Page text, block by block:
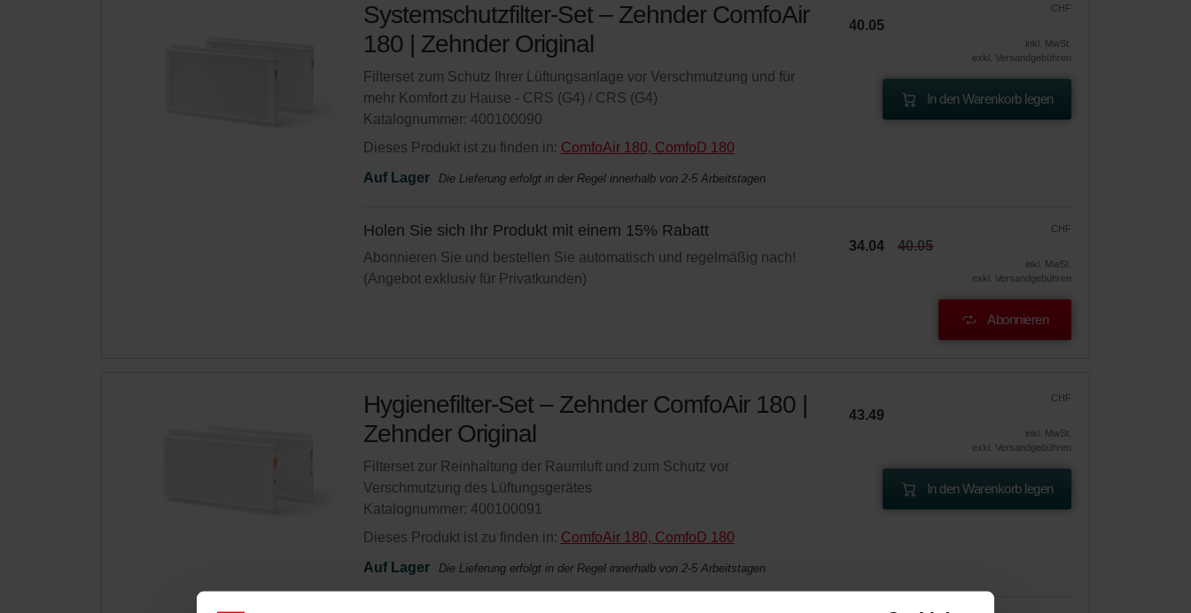
Systemschutzfilter-Set – Zehnder ComfoAir
180 | Zehnder Original
Filterset zum Schutz Ihrer Lüftungsanlage vor Verschmutzung und für
mehr Komfort zu Hause - CRS (G4) / CRS (G4)
Katalognummer: 400100090
Dieses Produkt ist zu finden in: ComfoAir 180, ComfoD 180
Auf Lager
Die Lieferung erfolgt in der Regel innerhalb von 2-5 Arbeitstagen
CHF
40.05
inkl. MwSt.
exkl. Versandgebühren
In den Warenkorb legen
Holen Sie sich Ihr Produkt mit einem 15% Rabatt
Abonnieren Sie und bestellen Sie automatisch und regelmäßig nach!
(Angebot exklusiv für Privatkunden)
CHF
34.04 40.05
inkl. MwSt.
exkl. Versandgebühren
Abonnieren
Hygienefilter-Set – Zehnder ComfoAir 180 |
Zehnder Original
Filterset zur Reinhaltung der Raumluft und zum Schutz vor
Verschmutzung des Lüftungsgerätes
Katalognummer: 400100091
Dieses Produkt ist zu finden in: ComfoAir 180, ComfoD 180
Auf Lager
Die Lieferung erfolgt in der Regel innerhalb von 2-5 Arbeitstagen
CHF
43.49
inkl. MwSt.
exkl. Versandgebühren
In den Warenkorb legen